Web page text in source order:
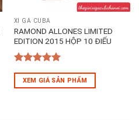
XÌ GÀ CUBA
RAMOND ALLONES LIMITED
EDITION 2015 HỘP 10 ĐIẾU
5out of 5
XEM GIÁ SẢN PHẨM